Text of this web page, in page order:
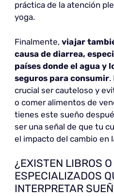
práctica de la atención
yoga.
Finalmente, viajar
causa de diarrea,
países donde el agua y
seguros para consumir.
crucial ser cauteloso y
o comer alimentos de
tienes este sueño
ser una señal de que tu
el impacto del cambio en
¿EXISTEN LIBROS
ESPECIALIZADOS
INTERPRETAR